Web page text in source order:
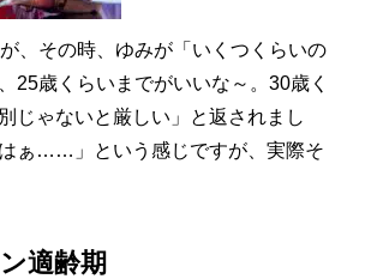
、その時、ゆみが「いくつくらいの
25歳くらいまでがいいな～。30歳く
じゃないと厳しい」と返されまし
ぁ……」という感じですが、実際そ
適齢期